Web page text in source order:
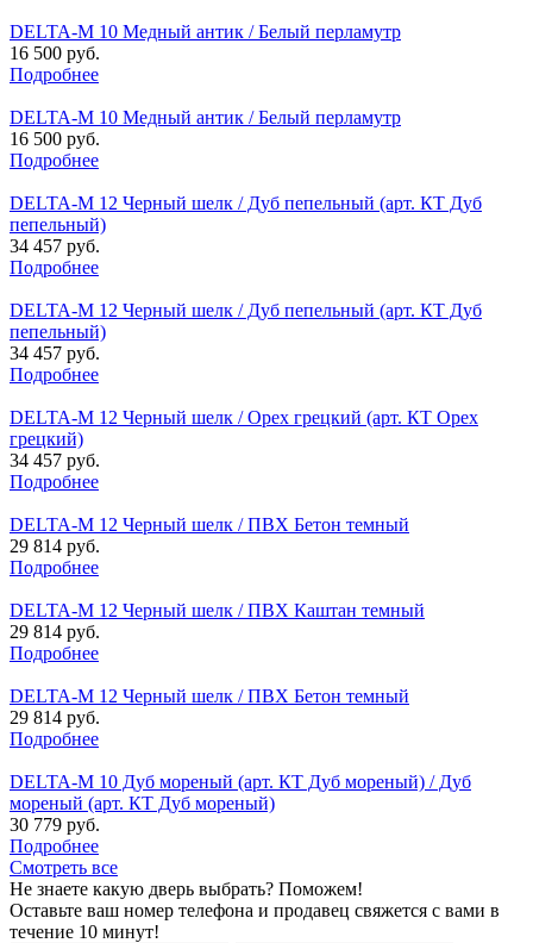
DELTA-M 10 Медный антик / Белый перламутр
16 500 руб.
Подробнее
DELTA-M 10 Медный антик / Белый перламутр
16 500 руб.
Подробнее
DELTA-M 12 Черный шелк / Дуб пепельный (арт. КТ Дуб
пепельный)
34 457 руб.
Подробнее
DELTA-M 12 Черный шелк / Дуб пепельный (арт. КТ Дуб
пепельный)
34 457 руб.
Подробнее
DELTA-M 12 Черный шелк / Орех грецкий (арт. КТ Орех
грецкий)
34 457 руб.
Подробнее
DELTA-M 12 Черный шелк / ПВХ Бетон темный
29 814 руб.
Подробнее
DELTA-M 12 Черный шелк / ПВХ Каштан темный
29 814 руб.
Подробнее
DELTA-M 12 Черный шелк / ПВХ Бетон темный
29 814 руб.
Подробнее
DELTA-M 10 Дуб мореный (арт. КТ Дуб мореный) / Дуб
мореный (арт. КТ Дуб мореный)
30 779 руб.
Подробнее
Смотреть все
Не знаете какую дверь выбрать? Поможем!
Оставьте ваш номер телефона и продавец свяжется с вами в
течение 10 минут!